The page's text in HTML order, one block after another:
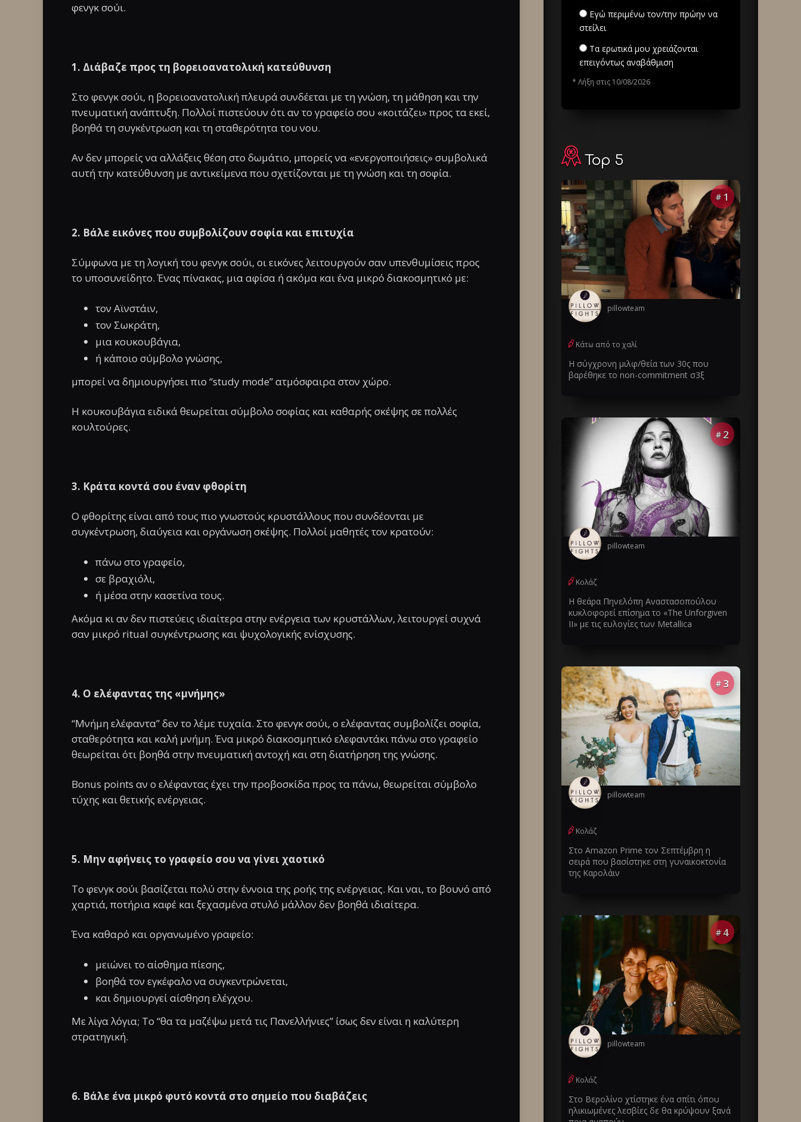
φενγκ σούι.
1. Διάβαζε προς τη βορειοανατολική κατεύθυνση
Στο φενγκ σούι, η βορειοανατολική πλευρά συνδέεται με τη γνώση, τη μάθηση και την
πνευματική ανάπτυξη. Πολλοί πιστεύουν ότι αν το γραφείο σου «κοιτάζει» προς τα εκεί,
βοηθά τη συγκέντρωση και τη σταθερότητα του νου.
Αν δεν μπορείς να αλλάξεις θέση στο δωμάτιο, μπορείς να «ενεργοποιήσεις» συμβολικά
αυτή την κατεύθυνση με αντικείμενα που σχετίζονται με τη γνώση και τη σοφία.
2. Βάλε εικόνες που συμβολίζουν σοφία και επιτυχία
Σύμφωνα με τη λογική του φενγκ σούι, οι εικόνες λειτουργούν σαν υπενθυμίσεις προς
το υποσυνείδητο. Ένας πίνακας, μια αφίσα ή ακόμα και ένα μικρό διακοσμητικό με:
τον Αϊνστάιν,
τον Σωκράτη,
μια κουκουβάγια,
ή κάποιο σύμβολο γνώσης,
μπορεί να δημιουργήσει πιο “study mode” ατμόσφαιρα στον χώρο.
Η κουκουβάγια ειδικά θεωρείται σύμβολο σοφίας και καθαρής σκέψης σε πολλές
κουλτούρες.
3. Κράτα κοντά σου έναν φθορίτη
Ο φθορίτης είναι από τους πιο γνωστούς κρυστάλλους που συνδέονται με
συγκέντρωση, διαύγεια και οργάνωση σκέψης. Πολλοί μαθητές τον κρατούν:
πάνω στο γραφείο,
σε βραχιόλι,
ή μέσα στην κασετίνα τους.
Ακόμα κι αν δεν πιστεύεις ιδιαίτερα στην ενέργεια των κρυστάλλων, λειτουργεί συχνά
σαν μικρό ritual συγκέντρωσης και ψυχολογικής ενίσχυσης.
4. Ο ελέφαντας της «μνήμης»
“Μνήμη ελέφαντα” δεν το λέμε τυχαία. Στο φενγκ σούι, ο ελέφαντας συμβολίζει σοφία,
σταθερότητα και καλή μνήμη. Ένα μικρό διακοσμητικό ελεφαντάκι πάνω στο γραφείο
θεωρείται ότι βοηθά στην πνευματική αντοχή και στη διατήρηση της γνώσης.
Bonus points αν ο ελέφαντας έχει την προβοσκίδα προς τα πάνω, θεωρείται σύμβολο
τύχης και θετικής ενέργειας.
5. Μην αφήνεις το γραφείο σου να γίνει χαοτικό
Το φενγκ σούι βασίζεται πολύ στην έννοια της ροής της ενέργειας. Και ναι, το βουνό από
χαρτιά, ποτήρια καφέ και ξεχασμένα στυλό μάλλον δεν βοηθά ιδιαίτερα.
Ένα καθαρό και οργανωμένο γραφείο:
μειώνει το αίσθημα πίεσης,
βοηθά τον εγκέφαλο να συγκεντρώνεται,
και δημιουργεί αίσθηση ελέγχου.
Με λίγα λόγια; Το “θα τα μαζέψω μετά τις Πανελλήνιες” ίσως δεν είναι η καλύτερη
στρατηγική.
6. Βάλε ένα μικρό φυτό κοντά στο σημείο που διαβάζεις
Εγώ περιμένω τον/την πρώην να
στείλει
Τα ερωτικά μου χρειάζονται
επειγόντως αναβάθμιση
* Λήξη στις 10/08/2026
Top 5
# 1
pillowteam
Κάτω από το χαλί
Η σύγχρονη μιλφ/θεία των 30ς που
βαρέθηκε το non-commitment σ3ξ
# 2
pillowteam
Κολάζ
Η θεάρα Πηνελόπη Αναστασοπούλου
κυκλοφορεί επίσημα το «The Unforgiven
II» με τις ευλογίες των Metallica
# 3
pillowteam
Κολάζ
Στο Amazon Prime τον Σεπτέμβρη η
σειρά που βασίστηκε στη γυναικοκτονία
της Καρολάιν
# 4
pillowteam
Κολάζ
Στο Βερολίνο χτίστηκε ένα σπίτι όπου
ηλικιωμένες λεσβίες δε θα κρύψουν ξανά